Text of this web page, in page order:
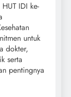
IDI ke-
untuk
dokter,
serta
pentingnya